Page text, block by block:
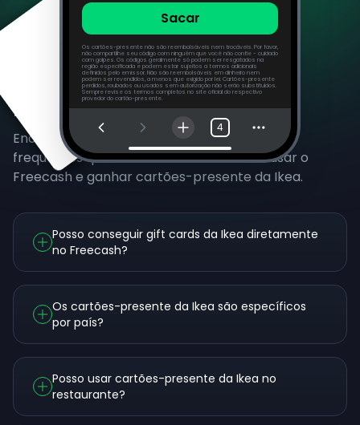
Sacar
Os cartões-presente não são reembolsáveis nem trocáveis. Por favor,
não compartilhe seu código com ninguém que você não confie - cuidado
com golpes. Os códigos geralmente só podem ser resgatados na
região especificada e podem estar sujeitos a termos adicionais
definidos pelo emissor. Não são reembolsáveis em dinheiro nem
podem ser revendidos, a menos que exigido por lei. Cartões-presente
perdidos, roubados ou usados sem autorização não serão substituídos.
Sempre revise os termos completos no site oficial do respectivo
provedor do cartão-presente.
4
Perguntas Frequentes
Encontre respostas para as perguntas mais
frequentes que recebemos sobre como usar o
Freecash e ganhar cartões-presente da Ikea.
Posso conseguir gift cards da Ikea diretamente
no Freecash?
Os cartões-presente da Ikea são específicos
por país?
Posso usar cartões-presente da Ikea no
restaurante?